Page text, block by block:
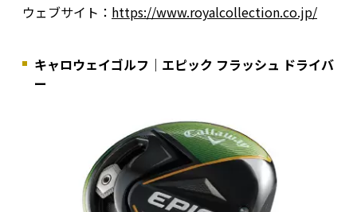
ウェブサイト： https://www.royalcollection.co.jp/
キャロウェイゴルフ｜エピック フラッシュ ドライバ
ー